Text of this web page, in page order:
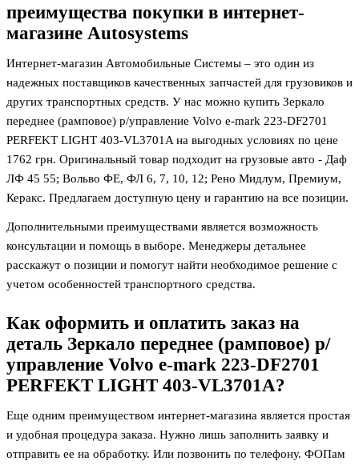
преимущества покупки в интернет-
магазине Autosystems
Интернет-магазин Автомобильные Системы – это один из
надежных поставщиков качественных запчастей для грузовиков и
других транспортных средств. У нас можно купить Зеркало
переднее (рамповое) р/управление Volvo e-mark 223-DF2701
PERFEKT LIGHT 403-VL3701A на выгодных условиях по цене
1762 грн. Оригинальный товар подходит на грузовые авто - Даф
ЛФ 45 55; Вольво ФЕ, ФЛ 6, 7, 10, 12; Рено Мидлум, Премиум,
Керакс. Предлагаем доступную цену и гарантию на все позиции.
Дополнительными преимуществами является возможность
консультации и помощь в выборе. Менеджеры детальнее
расскажут о позиции и помогут найти необходимое решение с
учетом особенностей транспортного средства.
Как оформить и оплатить заказ на
деталь Зеркало переднее (рамповое) р/
управление Volvo e-mark 223-DF2701
PERFEKT LIGHT 403-VL3701A?
Еще одним преимуществом интернет-магазина является простая
и удобная процедура заказа. Нужно лишь заполнить заявку и
отправить ее на обработку. Или позвонить по телефону. ФОПам